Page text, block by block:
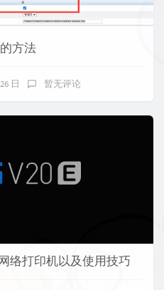
方法
日 暂无评论
络打印机以及使用技巧